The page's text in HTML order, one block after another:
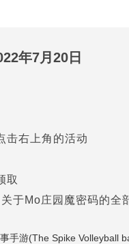
年7月20日
击右上角的活动
取
于Mo庄园魔密码的
手游(The Spike Volleyball